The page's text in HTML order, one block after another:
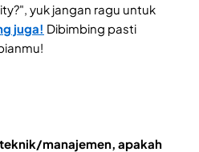
yuk jangan ragu untuk
juga! Dibimbing pasti
manajemen, apakah